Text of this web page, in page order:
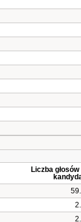
Liczba głosów